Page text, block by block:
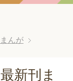
んが
新刊ま